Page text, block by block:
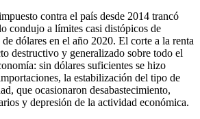
contra el país desde 2014 trancó
condujo a límites casi distópicos de
dólares en el año 2020. El corte a la renta
destructivo y generalizado sobre todo el
sin dólares suficientes se hizo
la estabilización del tipo de
que ocasionaron desabastecimiento,
y depresión de la actividad económica.